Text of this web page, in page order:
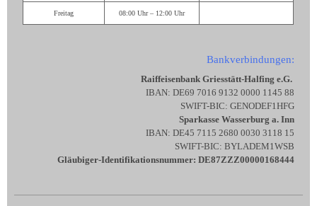
Freitag 08:00 Uhr – 12:00 Uhr
Bankverbindungen:
Raiffeisenbank Griesstätt-Halfing e.G.
IBAN: DE69 7016 9132 0000 1145 88
SWIFT-BIC: GENODEF1HFG
Sparkasse Wasserburg a. Inn
IBAN: DE45 7115 2680 0030 3118 15
SWIFT-BIC: BYLADEM1WSB
Gläubiger-Identifikationsnummer: DE87ZZZ00000168444